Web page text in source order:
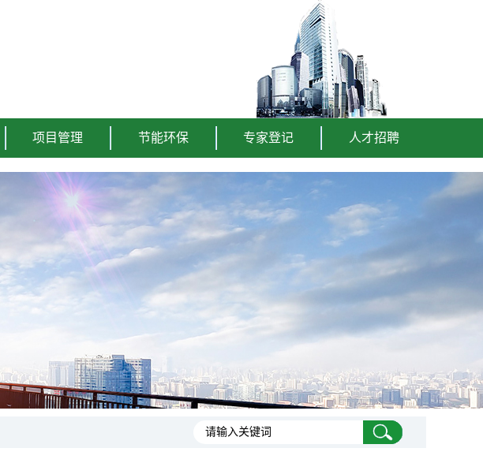
项目管理 节能环保 专家登记 人才招聘